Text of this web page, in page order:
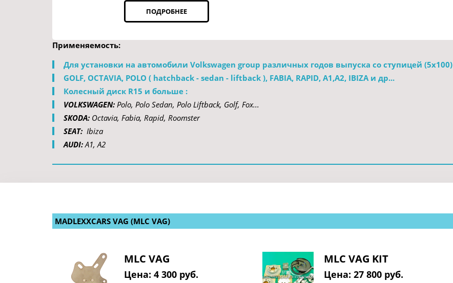
ПОДРОБНЕЕ
Применяемость:
Для установки на автомобили Volkswagen group различных годов выпуска со ступицей (5х100)
GOLF, OCTAVIA, POLO ( hatchback - sedan - liftback ), FABIA, RAPID, A1,A2, IBIZA и др...
Колесный диск R15 и больше :
VOLKSWAGEN: Polo, Polo Sedan, Polo Liftback, Golf, Fox...
SKODA: Octavia, Fabia, Rapid, Roomster
SEAT: Ibiza
AUDI: A1, A2
MADLEXXCARS VAG (MLC VAG)
MLC VAG
Цена: 4 300 руб.
MLC VAG KIT
Цена: 27 800 руб.